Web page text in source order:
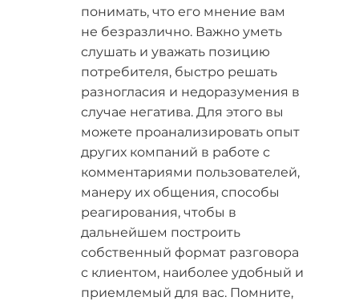
понимать, что его мнение вам
не безразлично. Важно уметь
слушать и уважать позицию
потребителя, быстро решать
разногласия и недоразумения в
случае негатива. Для этого вы
можете проанализировать опыт
других компаний в работе с
комментариями пользователей,
манеру их общения, способы
реагирования, чтобы в
дальнейшем построить
собственный формат разговора
с клиентом, наиболее удобный и
приемлемый для вас. Помните,